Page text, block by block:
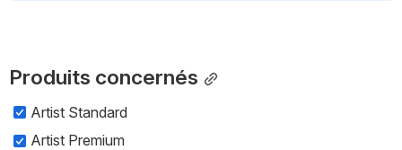
Produits concernés
Artist Standard
Artist Premium